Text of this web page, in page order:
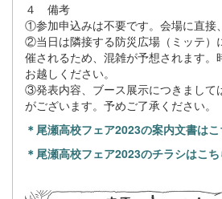
４ 備考
①参加申込みは不要です。会場に直接
②当日は隣接する防災広場（ミッテ）
催されるため、混雑が予想されます。
お越しください。
③発表内容、ブース展示につきまして
がございます。予めご了承ください。
＊尾瀬高校フェア2023の案内文書はこ
＊尾瀬高校フェア2023のチラシはこ